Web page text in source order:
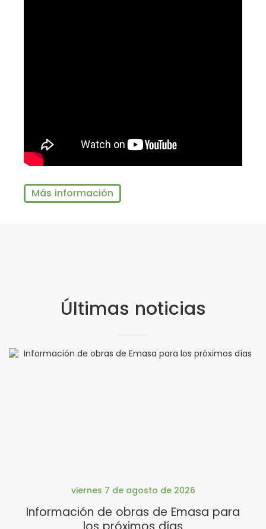
Más información
Últimas noticias
viernes 7 de agosto de 2026
Información de obras de Emasa para